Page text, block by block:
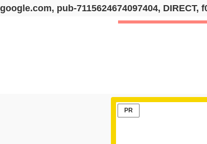
google.com, pub-7115624674097404, DIRECT,
PR